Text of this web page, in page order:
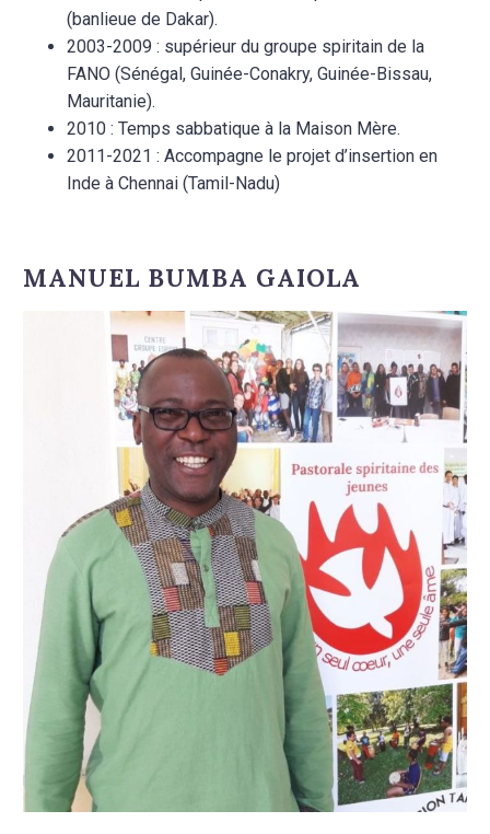
(banlieue de Dakar).
2003-2009 : supérieur du groupe spiritain de la
FANO (Sénégal, Guinée-Conakry, Guinée-Bissau,
Mauritanie).
2010 : Temps sabbatique à la Maison Mère.
2011-2021 : Accompagne le projet d’insertion en
Inde à Chennai (Tamil-Nadu)
MANUEL BUMBA GAIOLA